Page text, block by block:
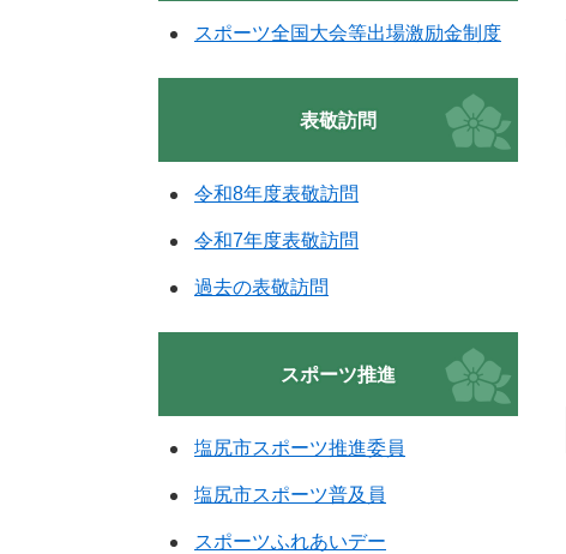
スポーツ全国大会等出場激励金制度
表敬訪問
令和8年度表敬訪問
令和7年度表敬訪問
過去の表敬訪問
スポーツ推進
塩尻市スポーツ推進委員
塩尻市スポーツ普及員
スポーツふれあいデー